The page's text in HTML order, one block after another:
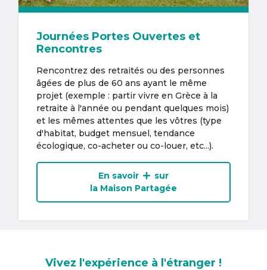
Journées Portes Ouvertes et
Rencontres
Rencontrez des retraités ou des personnes
âgées de plus de 60 ans ayant le même
projet (exemple : partir vivre en Grèce à la
retraite à l'année ou pendant quelques mois)
et les mêmes attentes que les vôtres (type
d'habitat, budget mensuel, tendance
écologique, co-acheter ou co-louer, etc...).
En savoir
sur
la Maison Partagée
Vivez l'expérience à l'étranger !